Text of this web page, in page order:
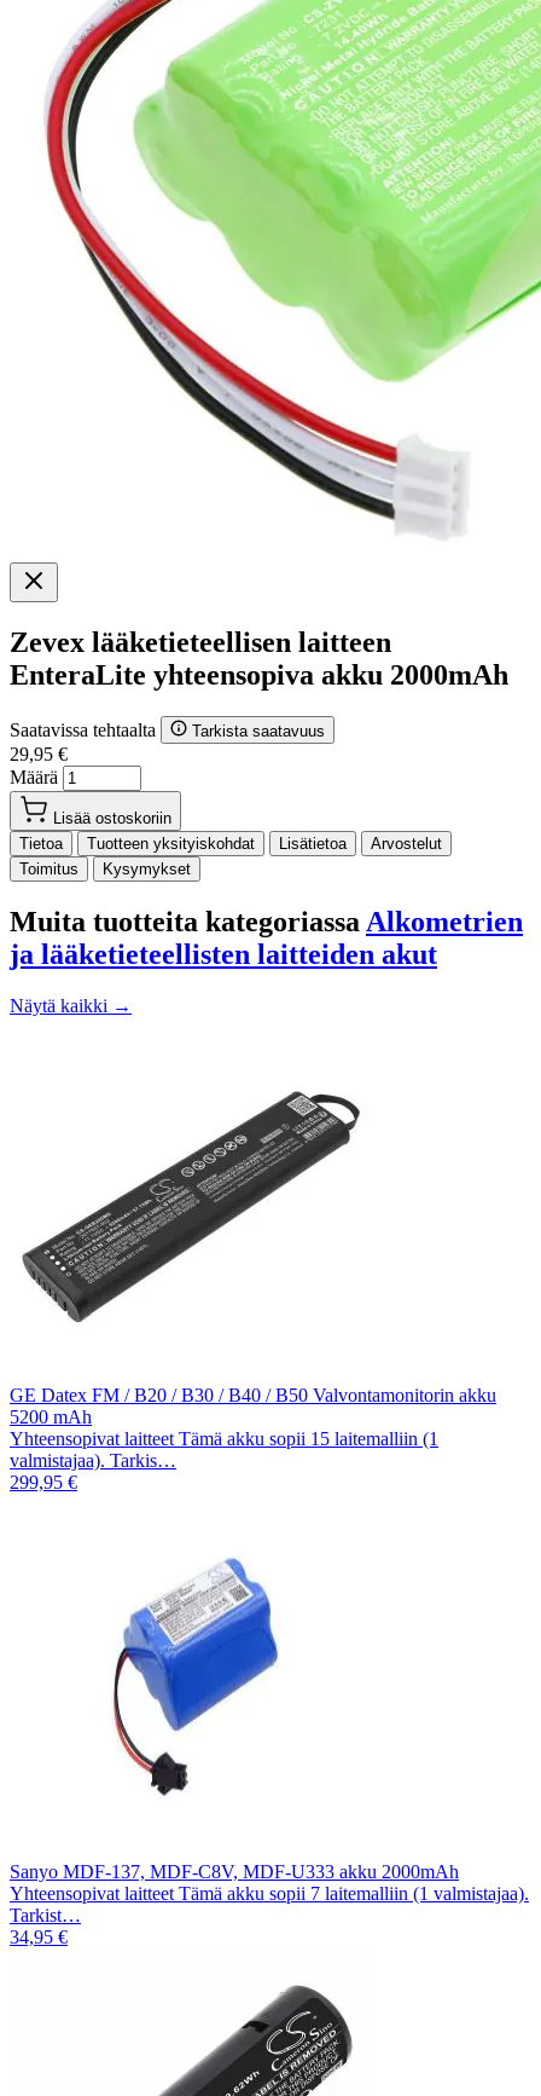
Zevex lääketieteellisen laitteen
EnteraLite yhteensopiva akku 2000mAh
Saatavissa tehtaalta Tarkista saatavuus
29,95 €
Määrä
Lisää ostoskoriin
Tietoa
Tuotteen yksityiskohdat Lisätietoa
Arvostelut
Toimitus
Kysymykset
Muita tuotteita kategoriassa Alkometrien
ja lääketieteellisten laitteiden akut
Näytä kaikki →
GE Datex FM / B20 / B30 / B40 / B50 Valvontamonitorin akku
5200 mAh
Yhteensopivat laitteet Tämä akku sopii 15 laitemalliin (1
valmistajaa). Tarkis…
299,95 €
Sanyo MDF-137, MDF-C8V, MDF-U333 akku 2000mAh
Yhteensopivat laitteet Tämä akku sopii 7 laitemalliin (1 valmistajaa).
Tarkist…
34,95 €